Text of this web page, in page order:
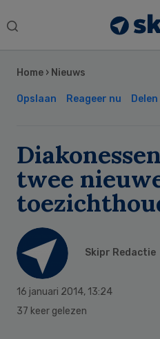
Search
Home › Nieuws
Opslaan Reageer nu Delen
twee
Skipr Redactie
16 januari 2014, 13:24
37 keer gelezen
Sidebar